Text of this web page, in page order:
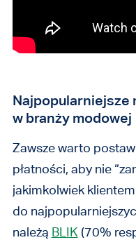
Najpopularniejsze
w branży modowej
Zawsze warto
płatności, aby nie
jakimkolwiek
do
należą BLIK (70%